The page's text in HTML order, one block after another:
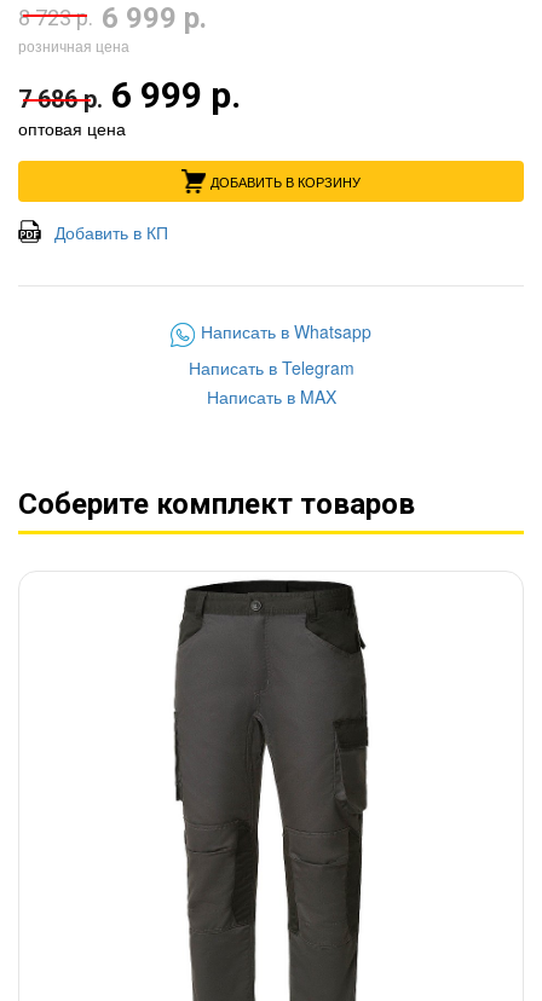
8 723 р. 6 999 р.
розничная цена
7 686 р. 6 999 р.
оптовая цена
ДОБАВИТЬ В КОРЗИНУ
Добавить в КП
Написать в Whatsapp
Написать в Telegram
Написать в MAX
Соберите комплект товаров